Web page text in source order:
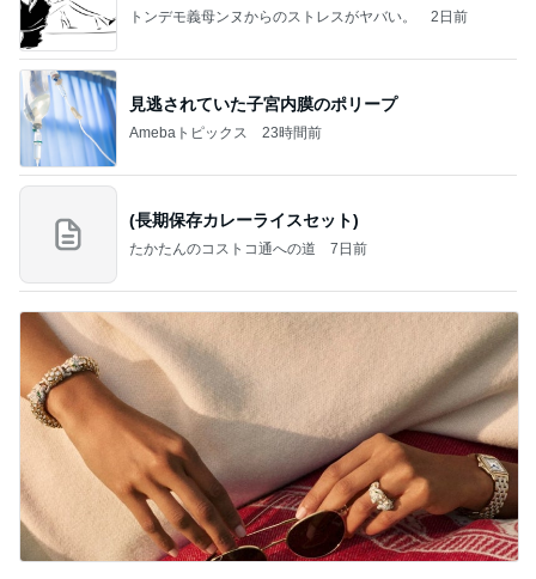
トンデモ義母ンヌからのストレスがヤバい。 2日前
見逃されていた子宮内膜のポリープ
Amebaトピックス 23時間前
(長期保存カレーライスセット)
たかたんのコストコ通への道 7日前